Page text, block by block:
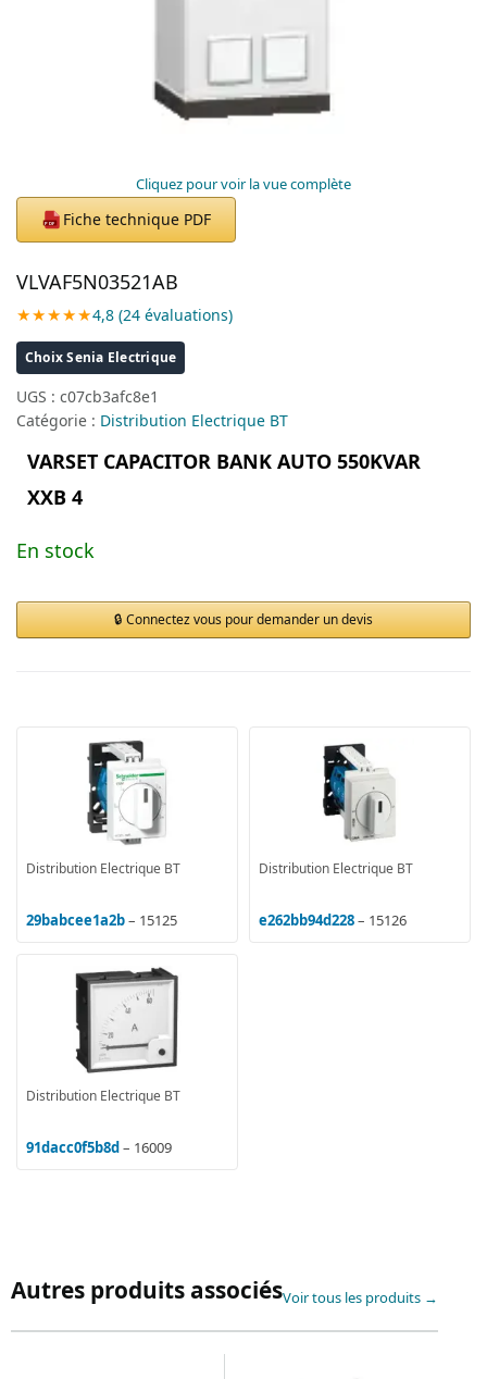
Cliquez pour voir la vue complète
PDF Fiche technique PDF
VLVAF5N03521AB
★★★★★4,8 (24 évaluations)
Choix Senia Electrique
UGS : c07cb3afc8e1
Catégorie : Distribution Electrique BT
VARSET CAPACITOR BANK AUTO 550KVAR
XXB 4
En stock
Connectez vous pour demander un devis
Distribution Electrique BT
29babcee1a2b– 15125
Distribution Electrique BT
e262bb94d228– 15126
Distribution Electrique BT
91dacc0f5b8d– 16009
Autres produits associésVoir tous les produits →